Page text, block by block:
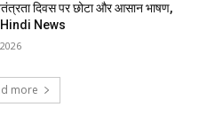
दिवस पर छोटा और आसान भाषण,
News
more